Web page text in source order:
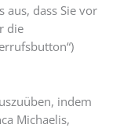
dass Sie vor
die
indem
Michaelis,